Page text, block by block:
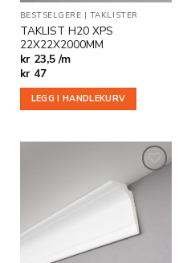
BESTSELGERE | TAKLISTER
TAKLIST H20 XPS
22X22X2000MM
kr 23,5 /m
kr47
LEGG I HANDLEKURV
ønskeliste